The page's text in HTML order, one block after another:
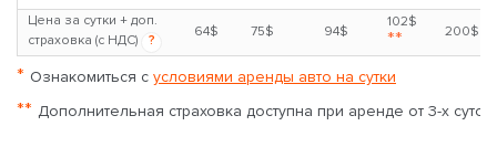
Цена за сутки + доп.
страховка (с НДС)
?
64$ 75$ 94$
102$
** 200$
* Ознакомиться с условиями аренды авто на сутки
** Дополнительная страховка доступна при аренде от 3-х суток